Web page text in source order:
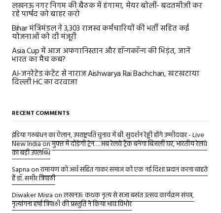
लखनऊ नगर निगम की बैठक में हंगामा, मेयर बोलीं- बदतमीजी कर
रहे पार्षद को बाहर करो
Bihar मंत्रिमंडल ने 3,303 राजस्व कर्मचारियों की भर्ती सहित कई
योजनाओं को दी मंजूरी
Asia Cup में आज अफगानिस्तान और हॉन्गकॉन्ग की भिड़ंत, जानें
भारत का मैच कब?
AI-जनरेटेड कंटेंट से नाराज Aishwarya Rai Bachchan, खटखटाया
दिल्ली HC का दरवाजा
RECENT COMMENTS
इंडिया गठबंधन का ऐलान, उपराष्ट्रपति चुनाव में बी. सुदर्शन रेड्डी होंगे उम्मीदवार - Live
New Indiaonमुफ्त में दौड़ेगी ट्रेन… अब रेलवे ट्रैक बनेगा बिजली घर, भारतीय रेलवे
का बड़ी उपलब्धि
Sapnaonरामायण को अर्थ सहित गाकर समाज को एक नई दिशा प्रदान करना चाहते
हैं डॉ. समीर त्रिपाठी
Diwaker Misraonलखनऊ: कथक नृत्य से सजा बसंत उत्सव कार्यक्रम संपन्न,
नृत्यांगना हर्षा त्रिपाठी की प्रस्तुति ने किया भाव विभोर